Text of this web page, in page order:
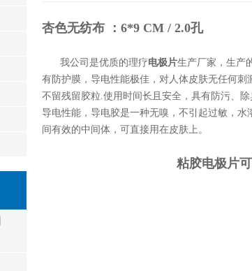
杏色无纺布 ：6*9 CM / 2.0孔
我公司是优质的理疗电极片生产厂家，生产
有防护膜，导电性能极佳，对人体皮肤无任何
不留残留胶粒.使用时间长且安全，具有防污、
导电性能，导电胶是一种无嗅，不引起过敏，
间有效的中间体，可直接用在皮肤上。
粘胶电极片